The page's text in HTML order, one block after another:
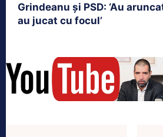
Grindeanu și PSD: ‘Au
au jucat cu focul’